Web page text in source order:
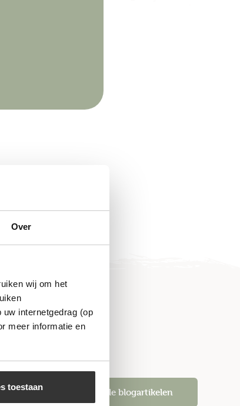
Over
wij om het
internetgedrag (op
meer informatie en
toestaan Alle blogartikelen